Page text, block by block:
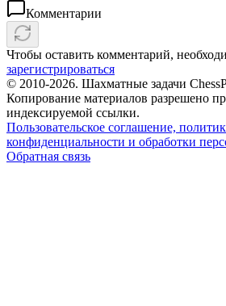
Комментарии
Чтобы оставить комментарий,
зарегистрироваться
© 2010-2026. Шахматные задачи
Копирование материалов разрешено
индексируемой ссылки.
Пользовательское соглашение,
конфиденциальности и обработки
Обратная связь